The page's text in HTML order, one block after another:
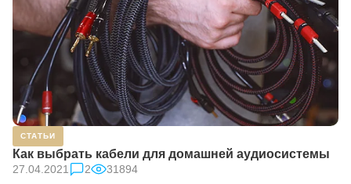
СТАТЬИ
Как выбрать кабели для домашней аудиосистемы
27.04.2021 2 31894